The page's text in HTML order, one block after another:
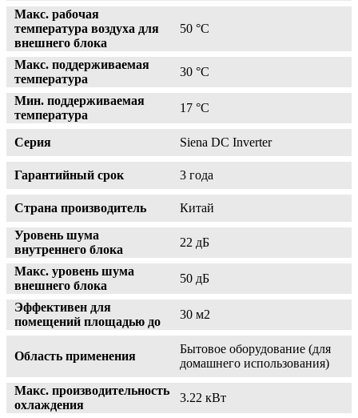
Макс. рабочая
температура воздуха для
внешнего блока
50 °С
Макс. поддерживаемая
температура
30 °С
Мин. поддерживаемая
температура
17 °С
Серия Siena DC Inverter
Гарантийный срок 3 года
Страна производитель
Китай
Уровень шума
внутреннего блока
22 дБ
Макс. уровень шума
внешнего блока
50 дБ
Эффективен для
помещений площадью до
30 м2
Область применения
Бытовое оборудование (для
домашнего использования)
Макс. производительность
охлаждения
3.22 кВт